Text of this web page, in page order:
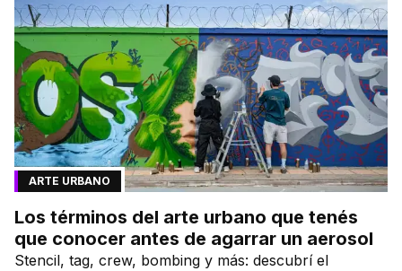
ARTE URBANO
Los términos del arte urbano que tenés
que conocer antes de agarrar un aerosol
Stencil, tag, crew, bombing y más: descubrí el